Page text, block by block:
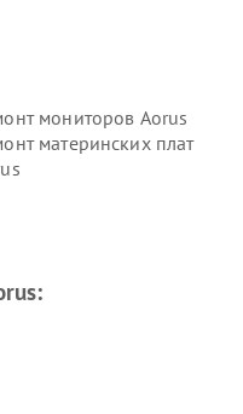
мониторов Aorus
материнских плат